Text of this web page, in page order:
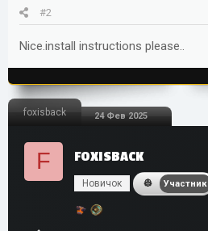
#2
Nice.install instructions please..
foxisback 24 Фев 2025
F FOXISBACK
Новичок Участник